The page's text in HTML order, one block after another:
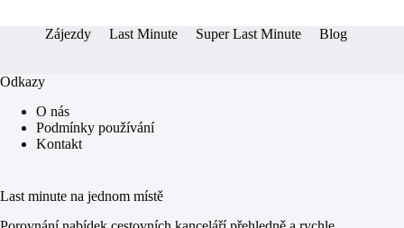
Zájezdy Last Minute Super Last Minute Blog
Odkazy
O nás
Podmínky používání
Kontakt
Last minute na jednom místě